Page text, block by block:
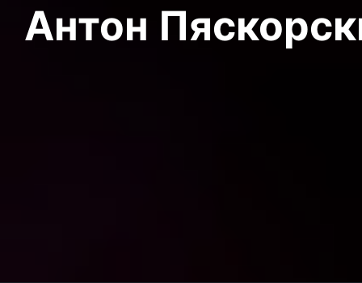
Антон